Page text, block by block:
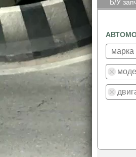
Б/У